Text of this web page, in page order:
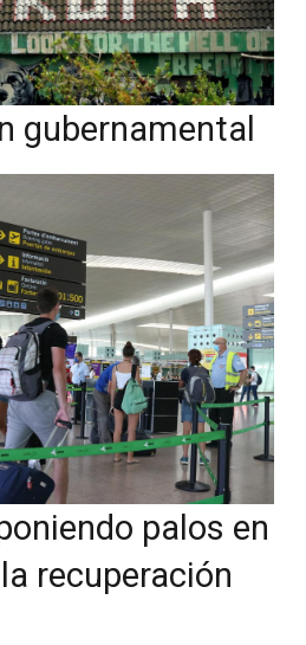
gubernamental
palos en
recuperación